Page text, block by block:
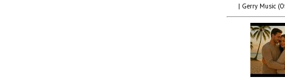
| Gerry Music